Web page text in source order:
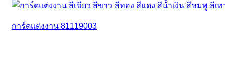
การ์ดแต่งงาน 81119003